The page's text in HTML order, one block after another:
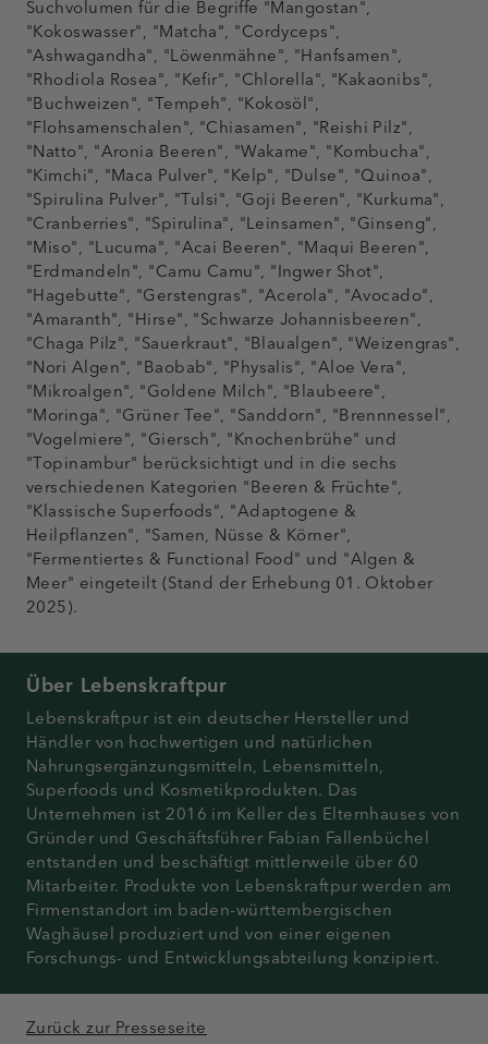
Suchvolumen für die Begriffe "Mangostan",
"Kokoswasser", "Matcha", "Cordyceps",
"Ashwagandha", "Löwenmähne", "Hanfsamen",
"Rhodiola Rosea", "Kefir", "Chlorella", "Kakaonibs",
"Buchweizen", "Tempeh", "Kokosöl",
"Flohsamenschalen", "Chiasamen", "Reishi Pilz",
"Natto", "Aronia Beeren", "Wakame", "Kombucha",
"Kimchi", "Maca Pulver", "Kelp", "Dulse", "Quinoa",
"Spirulina Pulver", "Tulsi", "Goji Beeren", "Kurkuma",
"Cranberries", "Spirulina", "Leinsamen", "Ginseng",
"Miso", "Lucuma", "Acai Beeren", "Maqui Beeren",
"Erdmandeln", "Camu Camu", "Ingwer Shot",
"Hagebutte", "Gerstengras", "Acerola", "Avocado",
"Amaranth", "Hirse", "Schwarze Johannisbeeren",
"Chaga Pilz", "Sauerkraut", "Blaualgen", "Weizengras",
"Nori Algen", "Baobab", "Physalis", "Aloe Vera",
"Mikroalgen", "Goldene Milch", "Blaubeere",
"Moringa", "Grüner Tee", "Sanddorn", "Brennnessel",
"Vogelmiere", "Giersch", "Knochenbrühe" und
"Topinambur" berücksichtigt und in die sechs
verschiedenen Kategorien "Beeren & Früchte",
"Klassische Superfoods", "Adaptogene &
Heilpflanzen", "Samen, Nüsse & Körner",
"Fermentiertes & Functional Food" und "Algen &
Meer" eingeteilt (Stand der Erhebung 01. Oktober
2025).
Über Lebenskraftpur
Lebenskraftpur ist ein deutscher Hersteller und
Händler von hochwertigen und natürlichen
Nahrungsergänzungsmitteln, Lebensmitteln,
Superfoods und Kosmetikprodukten. Das
Unternehmen ist 2016 im Keller des Elternhauses von
Gründer und Geschäftsführer Fabian Fallenbüchel
entstanden und beschäftigt mittlerweile über 60
Mitarbeiter. Produkte von Lebenskraftpur werden am
Firmenstandort im baden-württembergischen
Waghäusel produziert und von einer eigenen
Forschungs- und Entwicklungsabteilung konzipiert.
Zurück zur Presseseite